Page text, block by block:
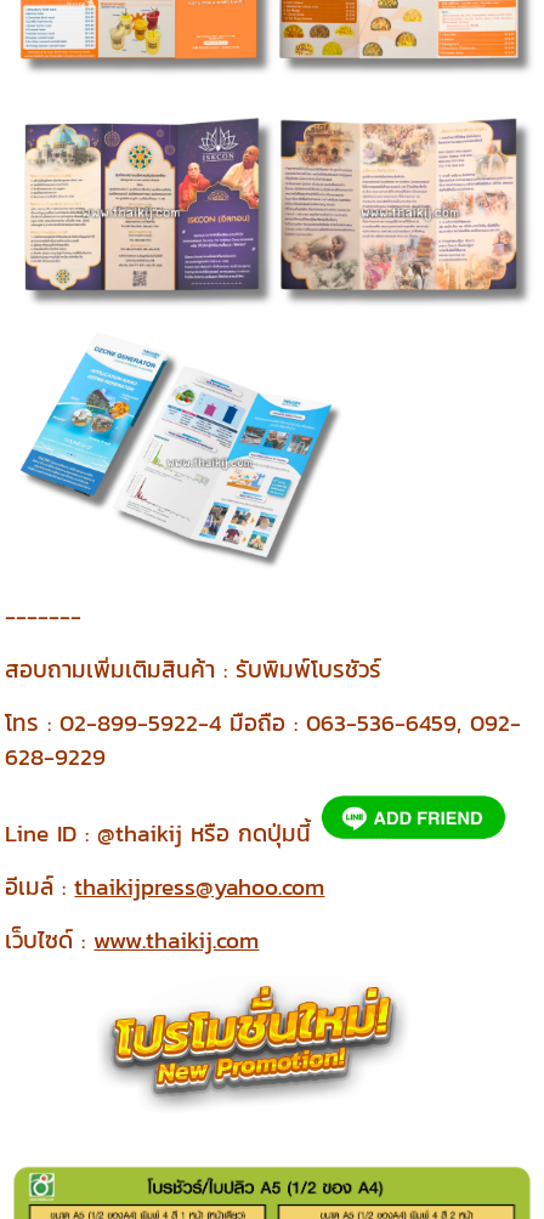
-------
สอบถามเพิ่มเติมสินค้า : รับพิมพ์โบรชัวร์
โทร : 02-899-5922-4 มือถือ : 063-536-6459, 092-
628-9229
Line ID : @thaikij หรือ กดปุ่มนี้
อีเมล์ :thaikijpress@yahoo.com
เว็บไซด์ : www.thaikij.com